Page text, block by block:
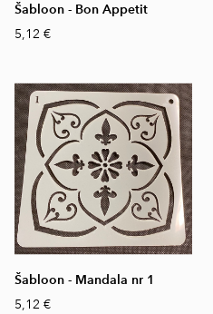
Šabloon - Bon Appetit
5,12 €
Šabloon - Mandala nr 1
5,12 €